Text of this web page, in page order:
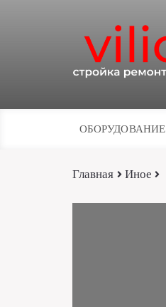
ОБОРУДОВАНИЕ
Главная Иное